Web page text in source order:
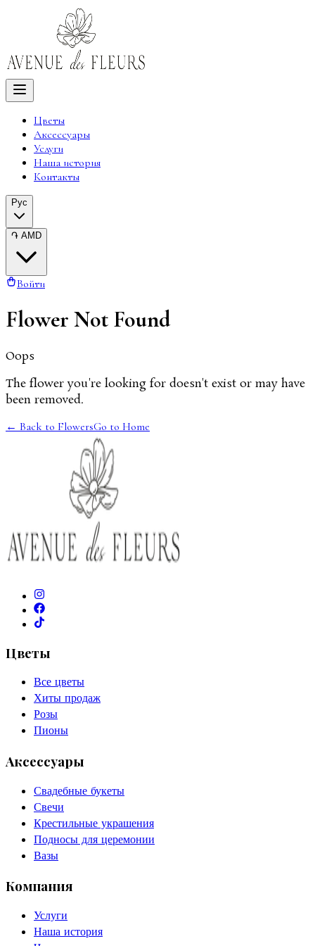
Цветы
Аксессуары
Услуги
Наша история
Контакты
Рус
֏ AMD
Войти
Flower Not Found
Oops
The flower you're looking for doesn't exist or may have
been removed.
← Back to FlowersGo to Home
Цветы
Все цветы
Хиты продаж
Розы
Пионы
Аксессуары
Свадебные букеты
Свечи
Крестильные украшения
Подносы для церемонии
Вазы
Компания
Услуги
Наша история